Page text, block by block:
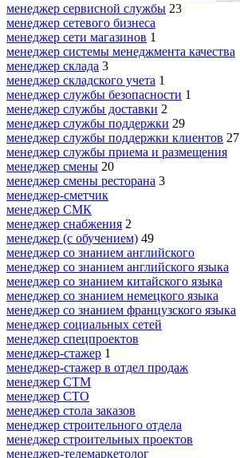
менеджер сервисной службы 23
менеджер сетевого бизнеса
менеджер сети магазинов 1
менеджер системы менеджмента качества
менеджер склада 3
менеджер складского учета 1
менеджер службы безопасности 1
менеджер службы доставки 2
менеджер службы поддержки 29
менеджер службы поддержки клиентов 27
менеджер службы приема и размещения
менеджер смены 20
менеджер смены ресторана 3
менеджер-сметчик
менеджер СМК
менеджер снабжения 2
менеджер (с обучением) 49
менеджер со знанием английского
менеджер со знанием английского языка
менеджер со знанием китайского языка
менеджер со знанием немецкого языка
менеджер со знанием французского языка
менеджер социальных сетей
менеджер спецпроектов
менеджер-стажер 1
менеджер-стажер в отдел продаж
менеджер СТМ
менеджер СТО
менеджер стола заказов
менеджер строительного отдела
менеджер строительных проектов
менеджер-телемаркетолог